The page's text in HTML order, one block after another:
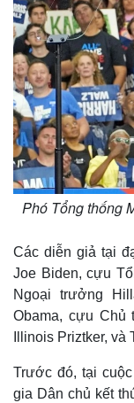
Phó Tổng thống
Các diễn giả tại
Joe Biden, cựu
Ngoại trưởng
Obama, cựu Chủ
Illinois Priztker,
Trước đó, tại
gia Dân chủ kết